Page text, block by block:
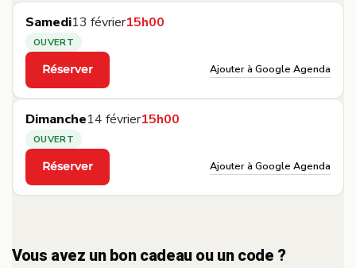
Samedi13 février15h00
OUVERT
Réserver
·
Ajouter à Google Agenda
Dimanche14 février15h00
OUVERT
Réserver
·
Ajouter à Google Agenda
Vous avez un bon cadeau ou un code ?